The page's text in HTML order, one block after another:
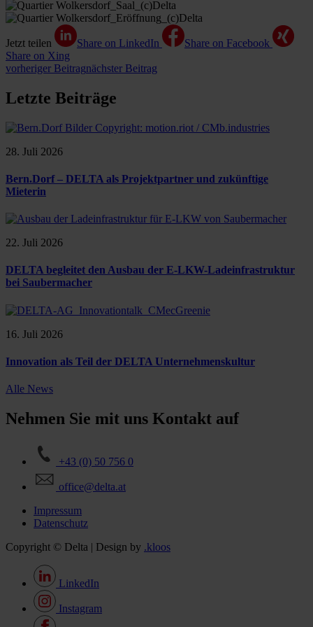
Jetzt teilen Share on LinkedIn
Share on Facebook
Share on Xing
vorheriger Beitragnächster Beitrag
Letzte Beiträge
28. Juli 2026
Bern.Dorf – DELTA als Projektpartner und zukünftige
Mieterin
22. Juli 2026
DELTA begleitet den Ausbau der E-LKW-Ladeinfrastruktur
bei Saubermacher
16. Juli 2026
Innovation als Teil der DELTA Unternehmenskultur
Alle News
Nehmen Sie mit uns Kontakt auf
+43 (0) 50 756 0
office@delta.at
Impressum
Datenschutz
Copyright © Delta | Design by .kloos
LinkedIn
Instagram